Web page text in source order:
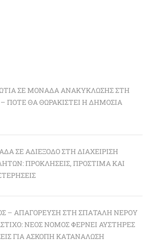
ΣΕ ΜΟΝΆΔΑ ΑΝΑΚΎΚΛΩΣΗΣ ΣΤΗ
ΠΌΤΕ ΘΑ ΘΩΡΑΚΙΣΤΕΊ Η ΔΗΜΌΣΙΑ
ΣΕ ΑΔΙΈΞΟΔΟ ΣΤΗ ΔΙΑΧΕΊΡΙΣΗ
ΠΡΟΚΛΉΣΕΙΣ, ΠΡΌΣΤΙΜΑ ΚΑΙ
– ΑΠΑΓΌΡΕΥΣΗ ΣΤΗ ΣΠΑΤΆΛΗ ΝΕΡΟΎ
ΝΈΟΣ ΝΌΜΟΣ ΦΈΡΝΕΙ ΑΥΣΤΗΡΈΣ
ΓΙΑ ΆΣΚΟΠΗ ΚΑΤΑΝΆΛΩΣΗ